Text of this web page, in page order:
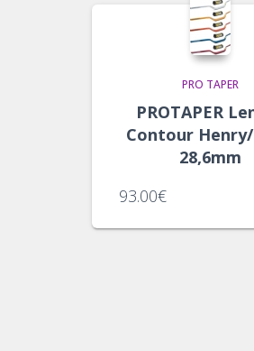
PRO TAPER
PROTAPER
Contour
28,6mm
93.00€